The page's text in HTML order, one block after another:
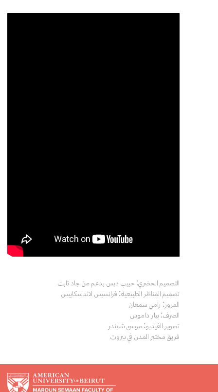
التصميم الحضري: حبيب دبس بدعم من جاد تابت
تصميم المناظر الطبيعية: فرانسيس لاندسكايبس
المرور: رامي سمعان
الصرف: بيار داموس
تصوير الفيديو: موسى شابندر
فريق مختبر المدن في بيروت